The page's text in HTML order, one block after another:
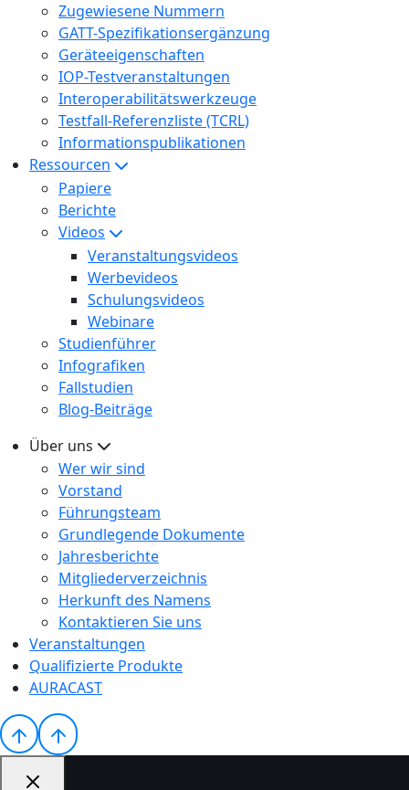
Zugewiesene Nummern
GATT-Spezifikationsergänzung
Geräteeigenschaften
IOP-Testveranstaltungen
Interoperabilitätswerkzeuge
Testfall-Referenzliste (TCRL)
Informationspublikationen
Ressourcen
Papiere
Berichte
Videos
Veranstaltungsvideos
Werbevideos
Schulungsvideos
Webinare
Studienführer
Infografiken
Fallstudien
Blog-Beiträge
Über uns
Wer wir sind
Vorstand
Führungsteam
Grundlegende Dokumente
Jahresberichte
Mitgliederverzeichnis
Herkunft des Namens
Kontaktieren Sie uns
Veranstaltungen
Qualifizierte Produkte
AURACAST